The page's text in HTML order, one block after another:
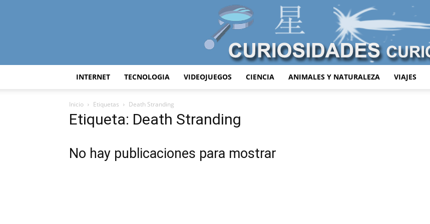
INTERNET TECNOLOGIA VIDEOJUEGOS CIENCIA ANIMALES Y NATURALEZA VIAJES
Inicio Etiquetas Death Stranding
Etiqueta: Death Stranding
No hay publicaciones para mostrar